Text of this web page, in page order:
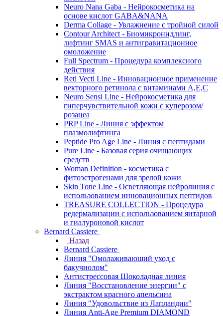
Neuro Nana Gaba - Нейрокосметика на
основе кислот GABA&NANA
Derma Collage - Увлажнение с тройной силой
Contour Architect - Биомикронидлинг,
лифтинг SMAS и антигравитационное
омоложение
Full Spectrum - Процедура комплексного
действия
Reti Vecti Line - Инновационное применение
векторного ретинола с витаминами A,Е,С
Neuro Sensi Line - Нейрокосметика для
гиперчувствительной кожи с куперозом/
розацеа
PRP Line - Линия с эффектом
плазмолифтинга
Peptide Pro Age Line - Линия с пептидами
Pure Line - Базовая серия очищающих
средств
Woman Definition - косметика с
фитоэстрогенами для зрелой кожи
Skin Tone Line - Осветляющая нейролиния с
использованием инновационных пептидов
TREASURE COLLECTION - Процедура
редермализации с использованием янтарной
и гиалуроновой кислот
Bernard Cassiere
Назад
Bernard Cassiere
Линия "Омолаживающий уход с
бакучиолом"
Антистрессовая Шоколадная линия
Линия "Восстановление энергии" с
экстрактом красного апельсина
Линия "Удовольствие из Лапландии"
Линия Anti-Age Premium DIAMOND